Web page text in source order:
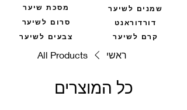
מסכת שיער
סרום לשיער
צבעים לשיער
שמנים לשיער
דורדוראנט
קרם לשיער
ראשי All Products
כל המוצרים